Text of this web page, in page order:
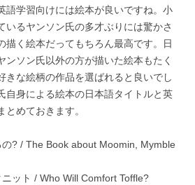
語学習向けには絵本が良いですね。小
いるヤンソン氏の多才ぶりには驚かさ
描く絵本だってもちろん最高です。日
ンソン氏以外の方が描いた絵本もたく
きな絵柄の作品を選ばれると良いでし
自身による絵本の日本語タイトルと英
めておきます。
? / The Book about Moomin, Mymble
ット / Who Will Comfort Toffle?